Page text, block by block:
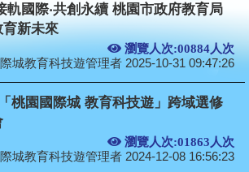
軌國際‧共創永續 桃園市政府教育局
新未來
瀏覽人次:00884人次
城教育科技遊管理者 2025-10-31 09:47:26
桃園國際城 教育科技遊」跨域選修
瀏覽人次:01863人次
城教育科技遊管理者 2024-12-08 16:56:23